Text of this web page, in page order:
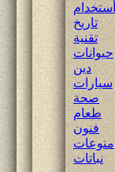
أستخدام
تاريخ
تقنية
حيوانات
دين
سيارات
صحة
طعام
فنون
منوعات
نباتات